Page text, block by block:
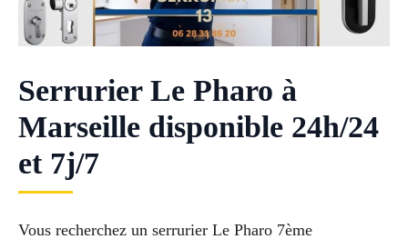
Serrurier Le Pharo à
Marseille disponible 24h/24
et 7j/7
Vous recherchez un serrurier Le Pharo 7ème